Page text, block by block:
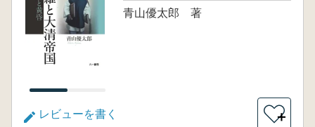
青山優太郎 著
レビューを書く ＋